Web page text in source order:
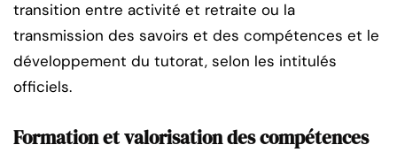
transition entre activité et retraite ou la
transmission des savoirs et des compétences et le
développement du tutorat, selon les intitulés
officiels.
Formation et valorisation des compétences